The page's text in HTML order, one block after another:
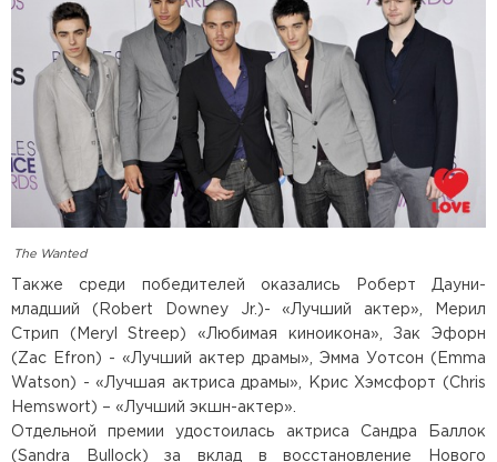
The Wanted
Также среди победителей оказались Роберт Дауни-
младший (Robert Downey Jr.)- «Лучший актер», Мерил
Стрип (Meryl Streep) «Любимая киноикона», Зак Эфорн
(Zac Efron) - «Лучший актер драмы», Эмма Уотсон (Emma
Watson) - «Лучшая актриса драмы», Крис Хэмсфорт (Chris
Hemswort) – «Лучший экшн-актер».
Отдельной премии удостоилась актриса Сандра Баллок
(Sandra Bullock) за вклад в восстановление Нового